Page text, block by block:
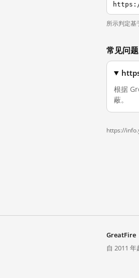
所示判定基
常见问题
根据
蔽。
https://
GreatFire
自 2011 年